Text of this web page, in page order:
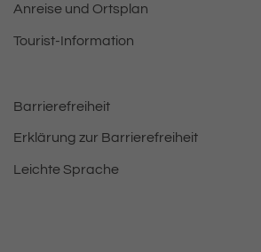
Anreise und Ortsplan
Tourist-Information
Barrierefreiheit
Erklärung zur Barrierefreiheit
Leichte Sprache